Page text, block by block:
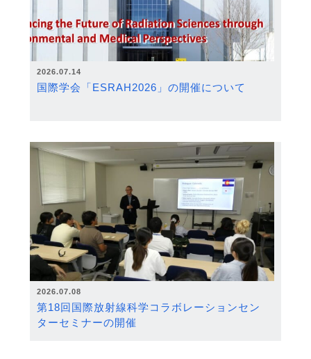
2026.07.14
国際学会「ESRAH2026」の開催について
2026.07.08
第18回国際放射線科学コラボレーションセン
ターセミナーの開催